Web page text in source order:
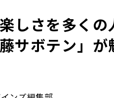
しさを多く
サボテン」